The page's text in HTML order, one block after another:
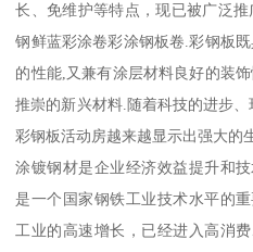
长、免维护等特点，现已被广泛
钢鲜蓝彩涂卷彩涂钢板卷.彩钢板
的性能,又兼有涂层材料良好的装
推崇的新兴材料.随着科技的进步
彩钢板活动房越来越显示出强大的
涂镀钢材是企业经济效益提升和
是一个国家钢铁工业技术水平的
工业的高速增长，已经进入高消